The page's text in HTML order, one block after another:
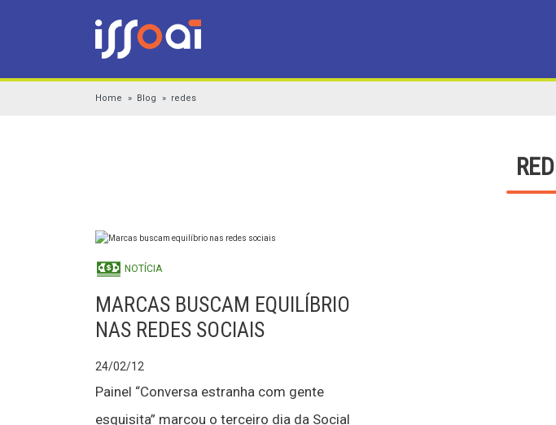
Home Blog redes
NOTÍCIA
MARCAS BUSCAM EQUILÍBRIO
NAS REDES SOCIAIS
24/02/12
Painel “Conversa estranha com gente
esquisita” marcou o terceiro dia da Social